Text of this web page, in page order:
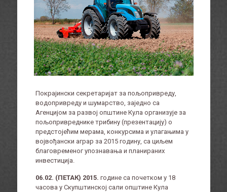
Покрајински секретаријат за пољопривреду,
водопривреду и шумарство, заједно са
Агенцијом за развој општине Кула организује за
пољопривреднике трибину (презентацију) о
предстојећим мерама, конкурсима и улагањима у
војвођански аграр за 2015 годину, са циљем
благовременог упознавања и планираних
инвестиција.
06.02. (ПЕТАК) 2015. године са почетком у 18
часова у Скупштинској сали општине Кула